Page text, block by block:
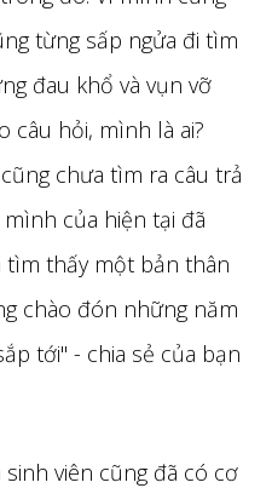
từng sấp ngửa đi tìm
đau khổ và vụn vỡ
câu hỏi, mình là ai?
chưa tìm ra câu trả
của hiện tại đã
thấy một bản thân
chào đón những năm
tới" - chia sẻ của bạn
viên cũng đã có cơ